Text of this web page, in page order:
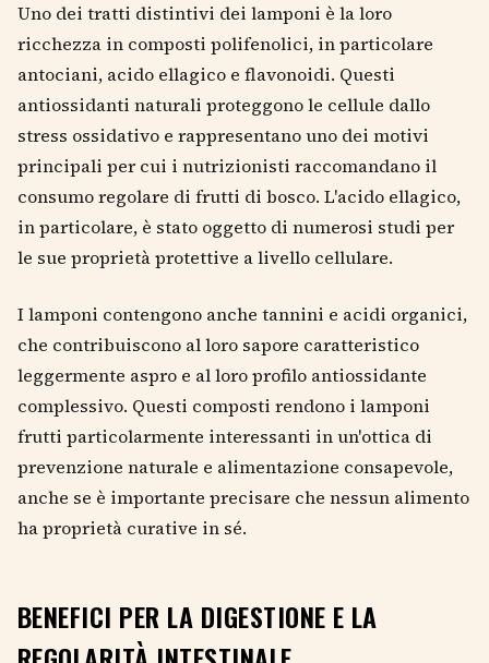
Uno dei tratti distintivi dei lamponi è la loro
ricchezza in composti polifenolici, in particolare
antociani, acido ellagico e flavonoidi. Questi
antiossidanti naturali proteggono le cellule dallo
stress ossidativo e rappresentano uno dei motivi
principali per cui i nutrizionisti raccomandano il
consumo regolare di frutti di bosco. L'acido ellagico,
in particolare, è stato oggetto di numerosi studi per
le sue proprietà protettive a livello cellulare.
I lamponi contengono anche tannini e acidi organici,
che contribuiscono al loro sapore caratteristico
leggermente aspro e al loro profilo antiossidante
complessivo. Questi composti rendono i lamponi
frutti particolarmente interessanti in un'ottica di
prevenzione naturale e alimentazione consapevole,
anche se è importante precisare che nessun alimento
ha proprietà curative in sé.
BENEFICI PER LA DIGESTIONE E LA